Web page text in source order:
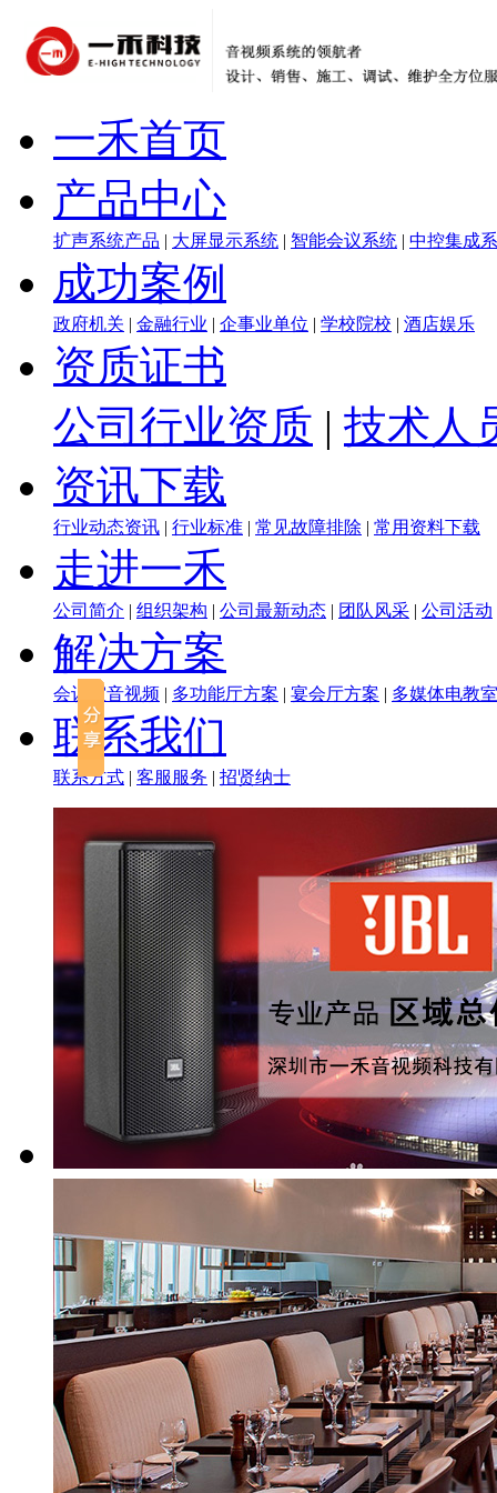
一禾首页
产品中心
扩声系统产品 | 大屏显示系统 | 智能会议系统 | 中控集成
成功案例
政府机关 | 金融行业 | 企事业单位 | 学校院校 | 酒店娱乐
资质证书
公司行业资质 | 技术人
资讯下载
行业动态资讯 | 行业标准 | 常见故障排除 | 常用资料下载
走进一禾
公司简介 | 组织架构 | 公司最新动态 | 团队风采 | 公司活动
解决方案
会议室音视频 | 多功能厅方案 | 宴会厅方案 | 多媒体电教室
联系我们
联系方式 | 客服服务 | 招贤纳士